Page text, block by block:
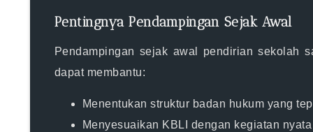
Pentingnya Pendampingan Sejak Awal
Pendampingan sejak awal pendirian sekolah
dapat membantu:
Menentukan struktur badan hukum yang
Menyesuaikan KBLI dengan kegiatan nyata